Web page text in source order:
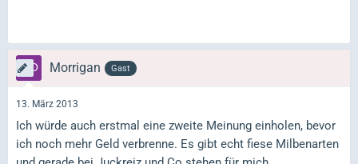
Morrigan Gast
13. März 2013
Ich würde auch erstmal eine zweite Meinung einholen, bevor
ich noch mehr Geld verbrenne. Es gibt echt fiese Milbenarten